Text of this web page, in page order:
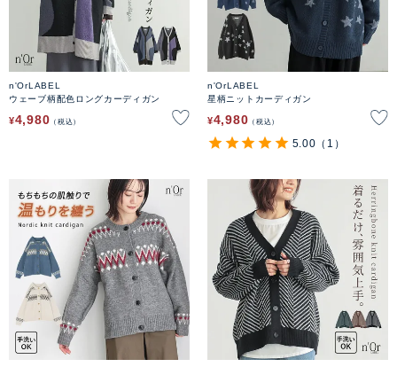
n'OrLABEL
ウェーブ柄配色ロングカーディガン
¥4,980 税込
n'OrLABEL
星柄ニットカーディガン
¥4,980 税込
5.00 （1）